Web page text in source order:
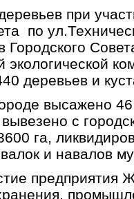
при
по
Городского
экологической
деревьев и
высажено
с
га,
и навалов
предприятия